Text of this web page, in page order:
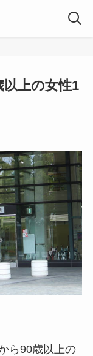
上の女性1
ら90歳以上の